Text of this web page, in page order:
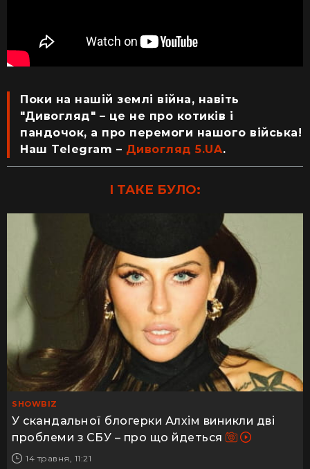
Поки на нашій землі війна, навіть
"Дивогляд" – це не про котиків і
пандочок, а про перемоги нашого війська!
Наш Telegram – Дивогляд 5.UA.
І ТАКЕ БУЛО:
SHOWBIZ
У скандальної блогерки Алхім виникли дві
проблеми з СБУ – про що йдеться
14 травня, 11:21